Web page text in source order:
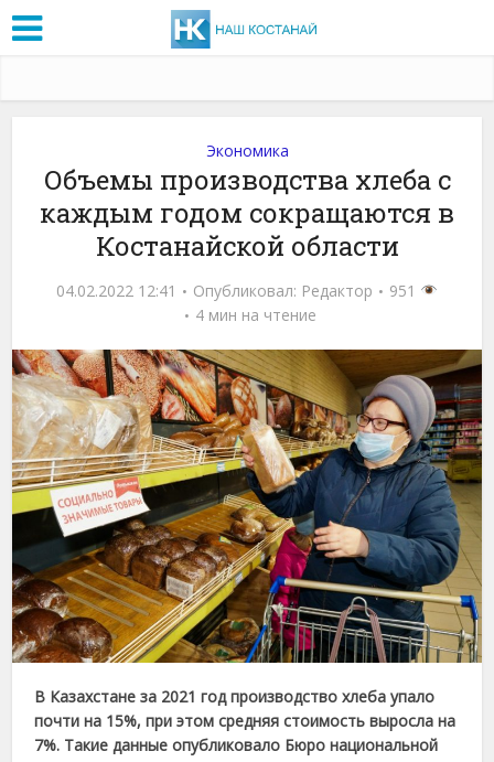
Экономика
Объемы производства хлеба с
каждым годом сокращаются в
Костанайской области
04.02.2022 12:41 Опубликовал: Редактор
951
4 мин на чтение
В Казахстане за 2021 год производство хлеба упало
почти на 15%, при этом средняя стоимость выросла на
7%. Такие данные опубликовало Бюро национальной